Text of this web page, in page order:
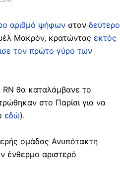
αριθμό ψήφων στον δεύτερο
Μακρόν, κρατώντας εκτός
τον πρώτο γύρο των
RN θα καταλάμβανε το
στο Παρίσι για να
εδώ).
ομάδας Ανυπότακτη
ένθερμο αριστερό